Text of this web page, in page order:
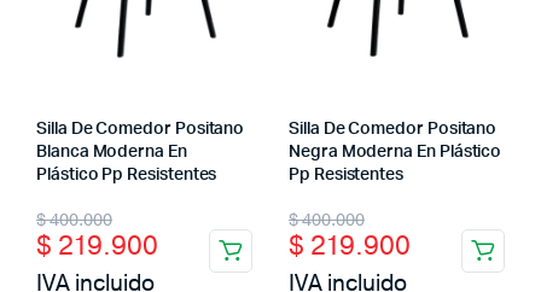
Silla De Comedor Positano
Blanca Moderna En
Plástico Pp Resistentes
$400.000
Original
price
$ 219.900
Current
price
IVA incluido
Silla De Comedor Positano
Negra Moderna En Plástico
Pp Resistentes
$400.000
Original
price
$ 219.900
Current
price
IVA incluido